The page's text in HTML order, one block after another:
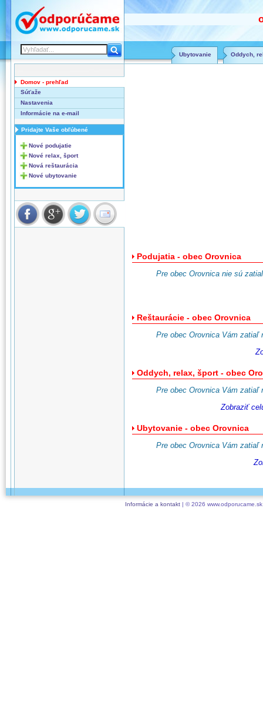
Oddych,
Ubytovanie
Domov - prehľad
Súťaže
Nastavenia
Informácie na e-mail
Pridajte Vaše obľúbené
Nové podujatie
Nové relax, šport
Nová reštaurácia
Nové ubytovanie
Podujatia - obec Orovnica
Pre obec Orovnica nie sú
Reštaurácie - obec Orovnica
Pre obec Orovnica Vám zatiaľ
Oddych, relax, šport - obec
Pre obec Orovnica Vám zatiaľ
Zobraziť
Ubytovanie - obec Orovnica
Pre obec Orovnica Vám zatiaľ
Informácie a kontakt| © 2026